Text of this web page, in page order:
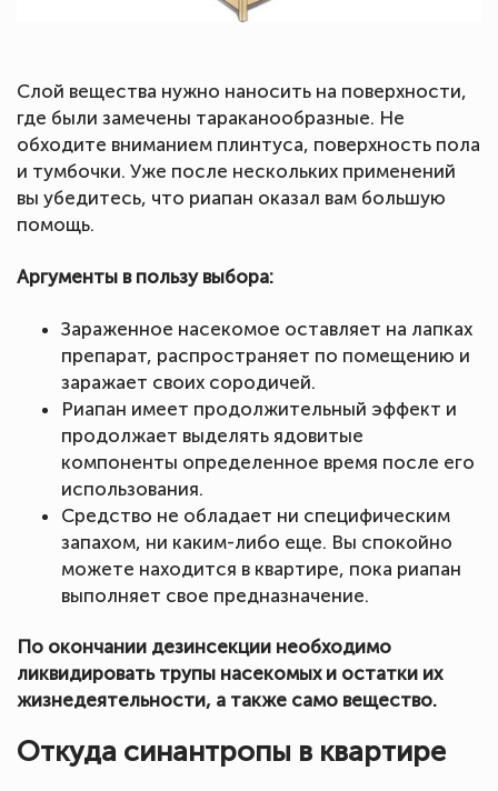
Слой вещества нужно наносить на поверхности,
где были замечены тараканообразные. Не
обходите вниманием плинтуса, поверхность пола
и тумбочки. Уже после нескольких применений
вы убедитесь, что риапан оказал вам большую
помощь.
Аргументы в пользу выбора:
Зараженное насекомое оставляет на лапках
препарат, распространяет по помещению и
заражает своих сородичей.
Риапан имеет продолжительный эффект и
продолжает выделять ядовитые
компоненты определенное время после его
использования.
Средство не обладает ни специфическим
запахом, ни каким-либо еще. Вы спокойно
можете находится в квартире, пока риапан
выполняет свое предназначение.
По окончании дезинсекции необходимо
ликвидировать трупы насекомых и остатки их
жизнедеятельности, а также само вещество.
Откуда синантропы в квартире